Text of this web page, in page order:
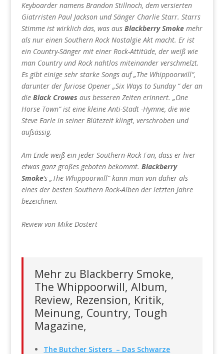
Keyboarder namens Brandon Stillnoch, dem versierten
Giatrristen Paul Jackson und Sänger Charlie Starr. Starrs
Stimme ist wirklich das, was aus Blackberry Smoke mehr
als nur einen Southern Rock Nostalgie Akt macht. Er ist
ein Country-Sänger mit einer Rock-Attitüde, der weiß wie
man Country und Rock nahtlos miteinander verschmelzt.
Es gibt einige sehr starke Songs auf „The Whippoorwill“,
darunter der furiose Opener „Six Ways to Sunday “ der an
die Black Crowes aus besseren Zeiten erinnert. „One
Horse Town“ ist eine kleine Anti-Stadt -Hymne, die wie
Steve Earle in seiner Blütezeit klingt, verschroben und
aufsässig.
Am Ende weiß ein jeder Southern-Rock Fan, dass er hier
etwas ganz großes geboten bekommt. Blackberry
Smoke’s „The Whippoorwill“ kann man von daher als
eines der besten Southern Rock-Alben der letzten Jahre
bezeichnen.
Review von Mike Dostert
Mehr zu Blackberry Smoke,
The Whippoorwill, Album,
Review, Rezension, Kritik,
Meinung, Country, Tough
Magazine,
The Butcher Sisters – Das Schwarze